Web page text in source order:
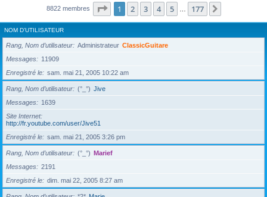
8822 membres Page 1sur177
1 2 3 4 5 177
NOM D’UTILISATEUR
Rang, Nom d’utilisateur Administrateur ClassicGuitare
Messages
11909
Enregistré le
sam. mai 21, 2005 10:22 am
Rang, Nom d’utilisateur (°_°) Jive
Messages
1639
Site Internet
http://fr.youtube.com/user/Jive51
Enregistré le
sam. mai 21, 2005 3:26 pm
Rang, Nom d’utilisateur (°_°) Marief
Messages
2191
Enregistré le
dim. mai 22, 2005 8:27 am